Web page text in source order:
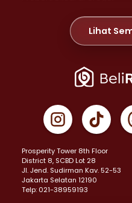
Properti Dijual di Meruya >
Properti Dijual di Jelambar >
Properti Dijual di
Properti Dijual di Gambir >
Properti Dijual di Johar Baru
Properti Dijual di Menteng >
Properti Dijual di Senen >
Properti Dijual di Tanah
Properti Dijual di Cikini >
Lihat
Prosperity Tower 8th Floor
District 8, SCBD Lot 28
JI. Jend. Sudirman Kav. 52-53
Jakarta Selatan 12190
Telp: 021-38959193